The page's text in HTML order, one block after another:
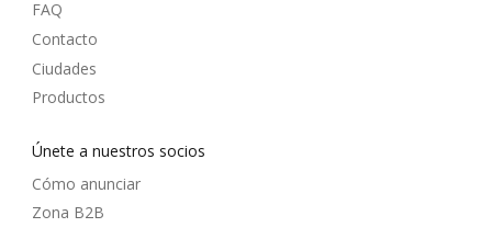
FAQ
Contacto
Ciudades
Productos
Únete a nuestros socios
Cómo anunciar
Zona B2B